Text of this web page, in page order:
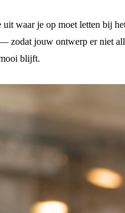
uit waar je op moet letten bij
zodat jouw ontwerp er niet
blijft.